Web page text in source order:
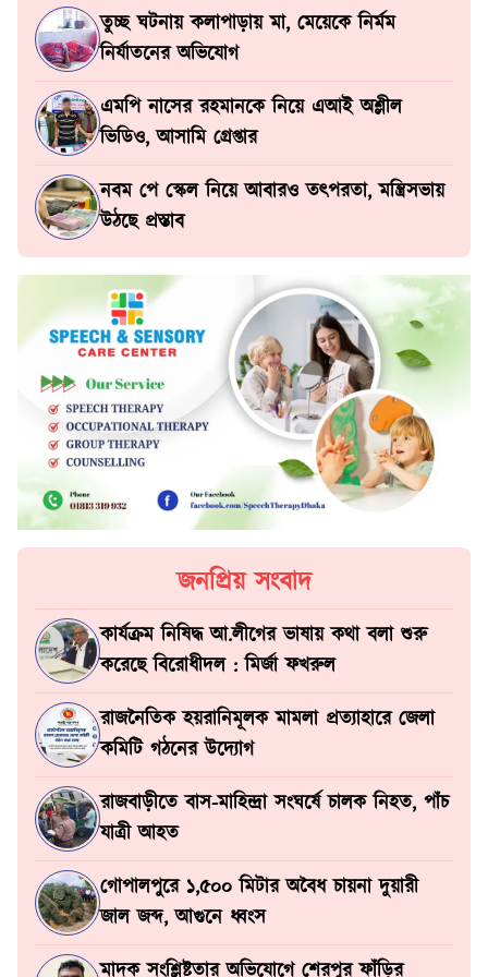
তুচ্ছ ঘটনায় কলাপাড়ায় মা, মেয়েকে নির্মম
নির্যাতনের অভিযোগ
এমপি নাসের রহমানকে নিয়ে এআই অশ্লীল
ভিডিও, আসামি গ্রেপ্তার
নবম পে স্কেল নিয়ে আবারও তৎপরতা, মন্ত্রিসভায়
উঠছে প্রস্তাব
জনপ্রিয় সংবাদ
কার্যক্রম নিষিদ্ধ আ.লীগের ভাষায় কথা বলা শুরু
করেছে বিরোধীদল : মির্জা ফখরুল
রাজনৈতিক হয়রানিমূলক মামলা প্রত্যাহারে জেলা
কমিটি গঠনের উদ্যোগ
রাজবাড়ীতে বাস-মাহিন্দ্রা সংঘর্ষে চালক নিহত, পাঁচ
যাত্রী আহত
গোপালপুরে ১,৫০০ মিটার অবৈধ চায়না দুয়ারী
জাল জব্দ, আগুনে ধ্বংস